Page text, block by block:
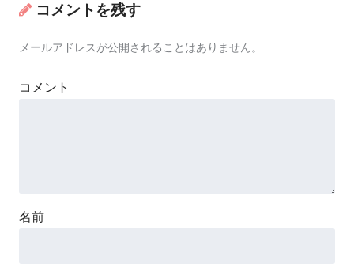
コメントを残す
メールアドレスが公開されることはありません。
コメント
名前